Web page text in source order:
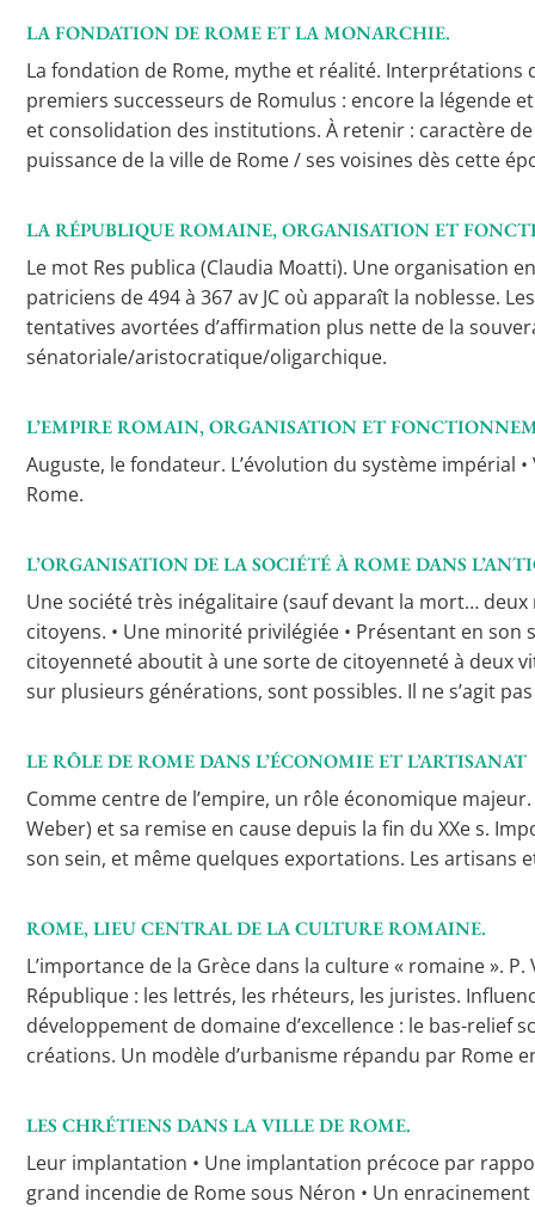
LA FONDATION DE ROME ET LA MONARCHIE.
La fondation de Rome, mythe et réalité. Interprétations
premiers successeurs de Romulus : encore la légende
et consolidation des institutions. À retenir : caractère
puissance de la ville de Rome / ses voisines dès cette
LA RÉPUBLIQUE ROMAINE, ORGANISATION ET
Le mot Res publica (Claudia Moatti). Une organisation
patriciens de 494 à 367 av JC où apparaît la noblesse.
tentatives avortées d’affirmation plus nette de la
sénatoriale/aristocratique/oligarchique.
L’EMPIRE ROMAIN, ORGANISATION ET
Auguste, le fondateur. L’évolution du système impérial
Rome.
L’ORGANISATION DE LA SOCIÉTÉ À ROME DANS
Une société très inégalitaire (sauf devant la mort… deux
citoyens. • Une minorité privilégiée • Présentant en
citoyenneté aboutit à une sorte de citoyenneté à deux
sur plusieurs générations, sont possibles. Il ne s’agit
LE RÔLE DE ROME DANS L’ÉCONOMIE ET L’ARTISANAT
Comme centre de l’empire, un rôle économique
Weber) et sa remise en cause depuis la fin du XXe s.
son sein, et même quelques exportations. Les artisans
ROME, LIEU CENTRAL DE LA CULTURE ROMAINE.
L’importance de la Grèce dans la culture « romaine ».
République : les lettrés, les rhéteurs, les juristes.
développement de domaine d’excellence : le bas-
créations. Un modèle d’urbanisme répandu par Rome
LES CHRÉTIENS DANS LA VILLE DE ROME.
Leur implantation • Une implantation précoce par
grand incendie de Rome sous Néron • Un